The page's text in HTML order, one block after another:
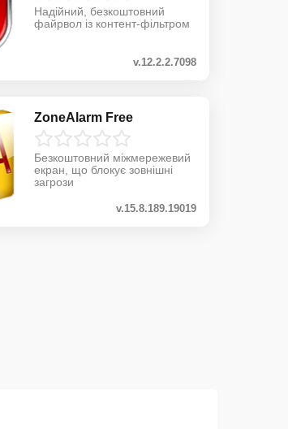
Надійний, безкоштовний
файрвол із контент-фільтром
v.12.2.2.7098
ZoneAlarm Free
Безкоштовний міжмережевий
екран, що блокує зовнішні
загрози
v.15.8.189.19019